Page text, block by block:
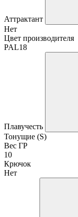
Аттрактант
Нет
Цвет производителя
PAL18
Плавучесть
Тонущие (S)
Вес ГР
10
Крючок
Нет